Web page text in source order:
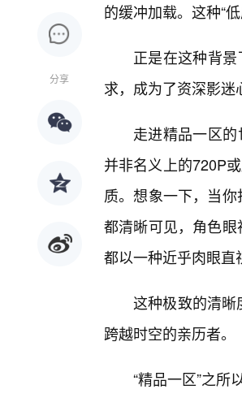
分享
的缓冲加载。这种“
正是在这种背
求，成为了资深影迷
走进精品一区
并非名义上的720P
质。想象一下，当
都清晰可见，角色
都以一种近乎肉眼
这种极致的清
跨越时空的亲历者。
“精品一区”之所